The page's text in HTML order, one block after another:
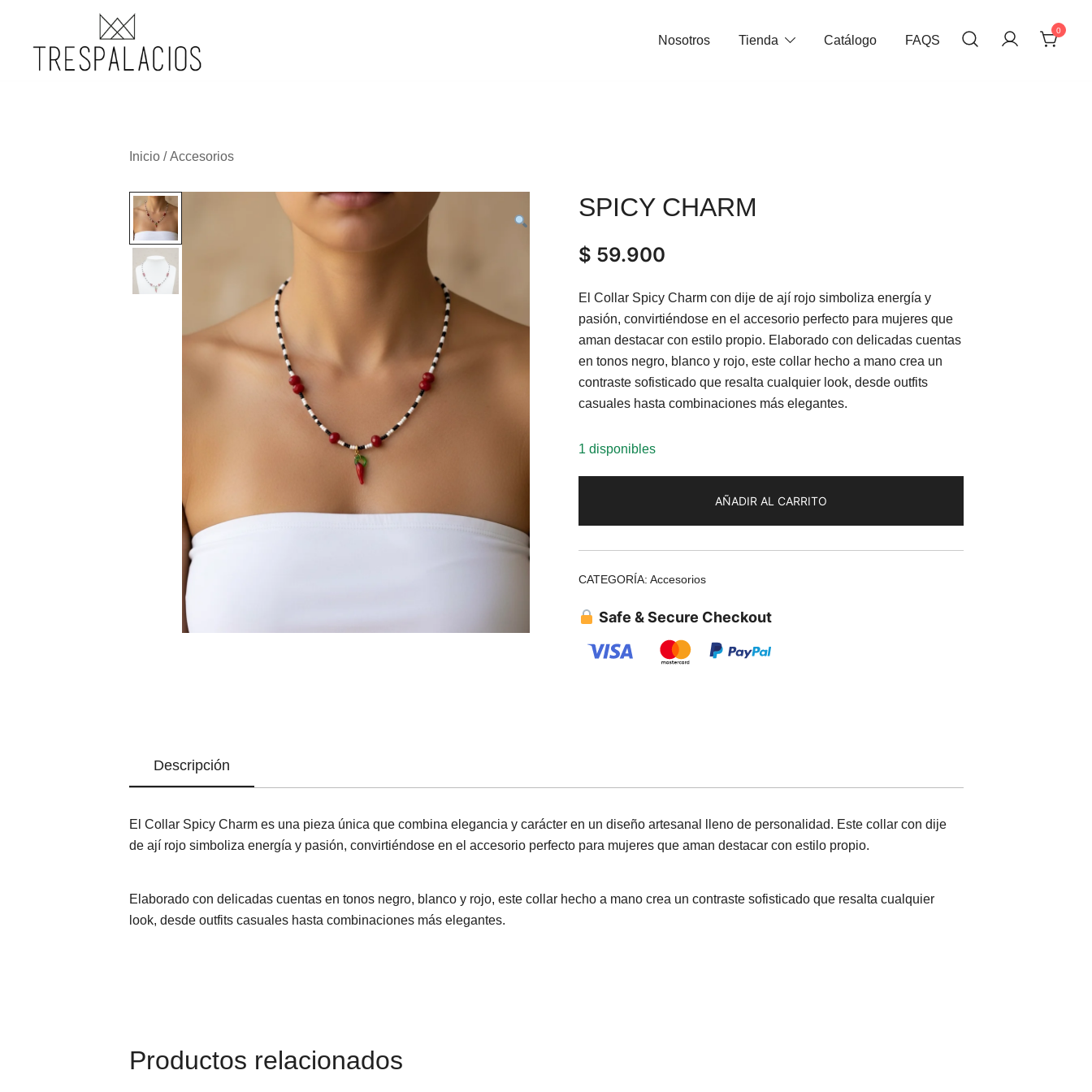
Nosotros Tienda Catálogo FAQS
0
Inicio/Accesorios
SPICY CHARM
$ 59.900
El Collar Spicy Charm con dije de ají rojo simboliza energía y
pasión, convirtiéndose en el accesorio perfecto para mujeres que
aman destacar con estilo propio. Elaborado con delicadas cuentas
en tonos negro, blanco y rojo, este collar hecho a mano crea un
contraste sofisticado que resalta cualquier look, desde outfits
casuales hasta combinaciones más elegantes.
1 disponibles
AÑADIR AL CARRITO
CATEGORÍA: Accesorios
Safe & Secure Checkout
Descripción
El Collar Spicy Charm es una pieza única que combina elegancia y carácter en un diseño artesanal lleno de personalidad. Este collar con dije
de ají rojo simboliza energía y pasión, convirtiéndose en el accesorio perfecto para mujeres que aman destacar con estilo propio.
Elaborado con delicadas cuentas en tonos negro, blanco y rojo, este collar hecho a mano crea un contraste sofisticado que resalta cualquier
look, desde outfits casuales hasta combinaciones más elegantes.
Productos relacionados